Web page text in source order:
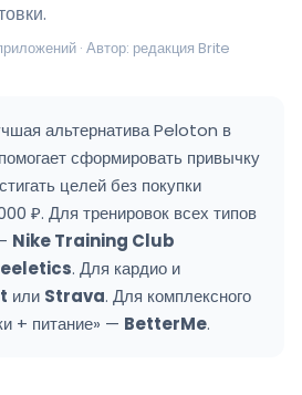
· Автор: редакция Brite
альтернатива Peloton в
сформировать привычку
целей без покупки
₽. Для тренировок всех типов
Nike Training Club
. Для кардио и
или Strava. Для комплексного
+ питание» — BetterMe.